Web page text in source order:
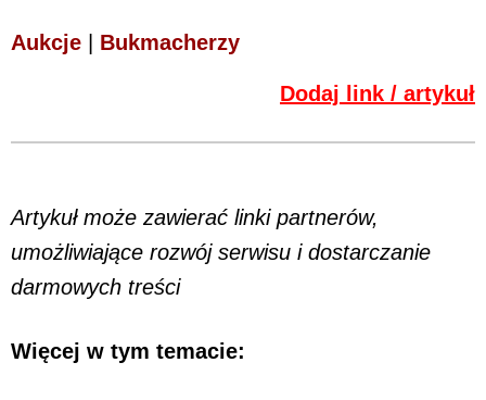
Aukcje Bukmacherzy
Dodaj link / artykuł
Artykuł może zawierać linki partnerów,
umożliwiające rozwój serwisu i dostarczanie
darmowych treści
Więcej w tym temacie: